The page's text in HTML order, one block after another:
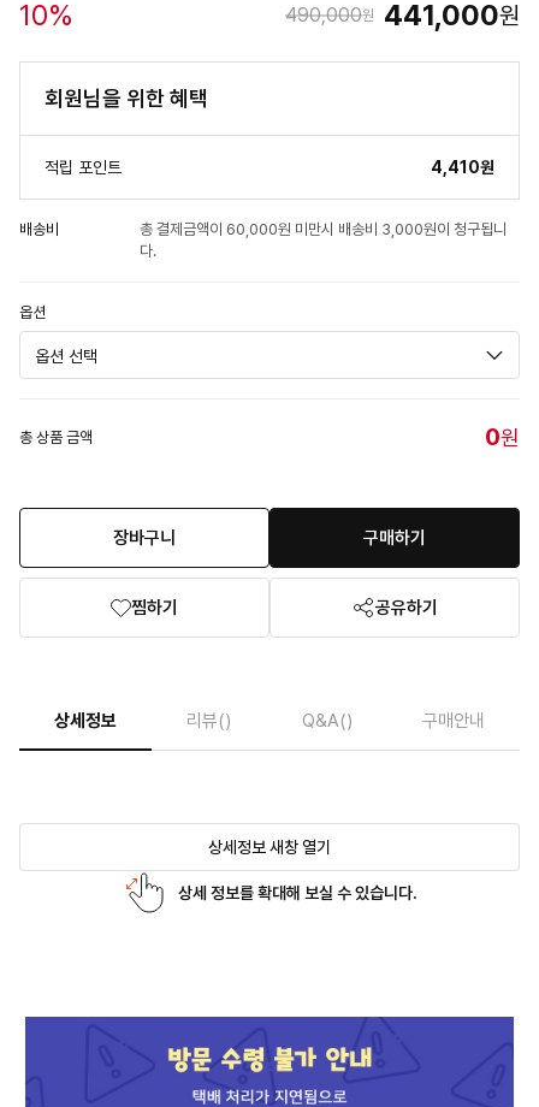
10% 490,000원 441,000원
회원님을 위한 혜택
적립 포인트 4,410원
배송비
총 결제금액이 60,000원 미만시 배송비 3,000원이 청구됩니
다.
옵션
총 상품 금액 0원
장바구니 구매하기
찜하기 공유하기
상세정보 리뷰() Q&A() 구매안내
상세정보 새창 열기
상세 정보를 확대해 보실 수 있습니다.